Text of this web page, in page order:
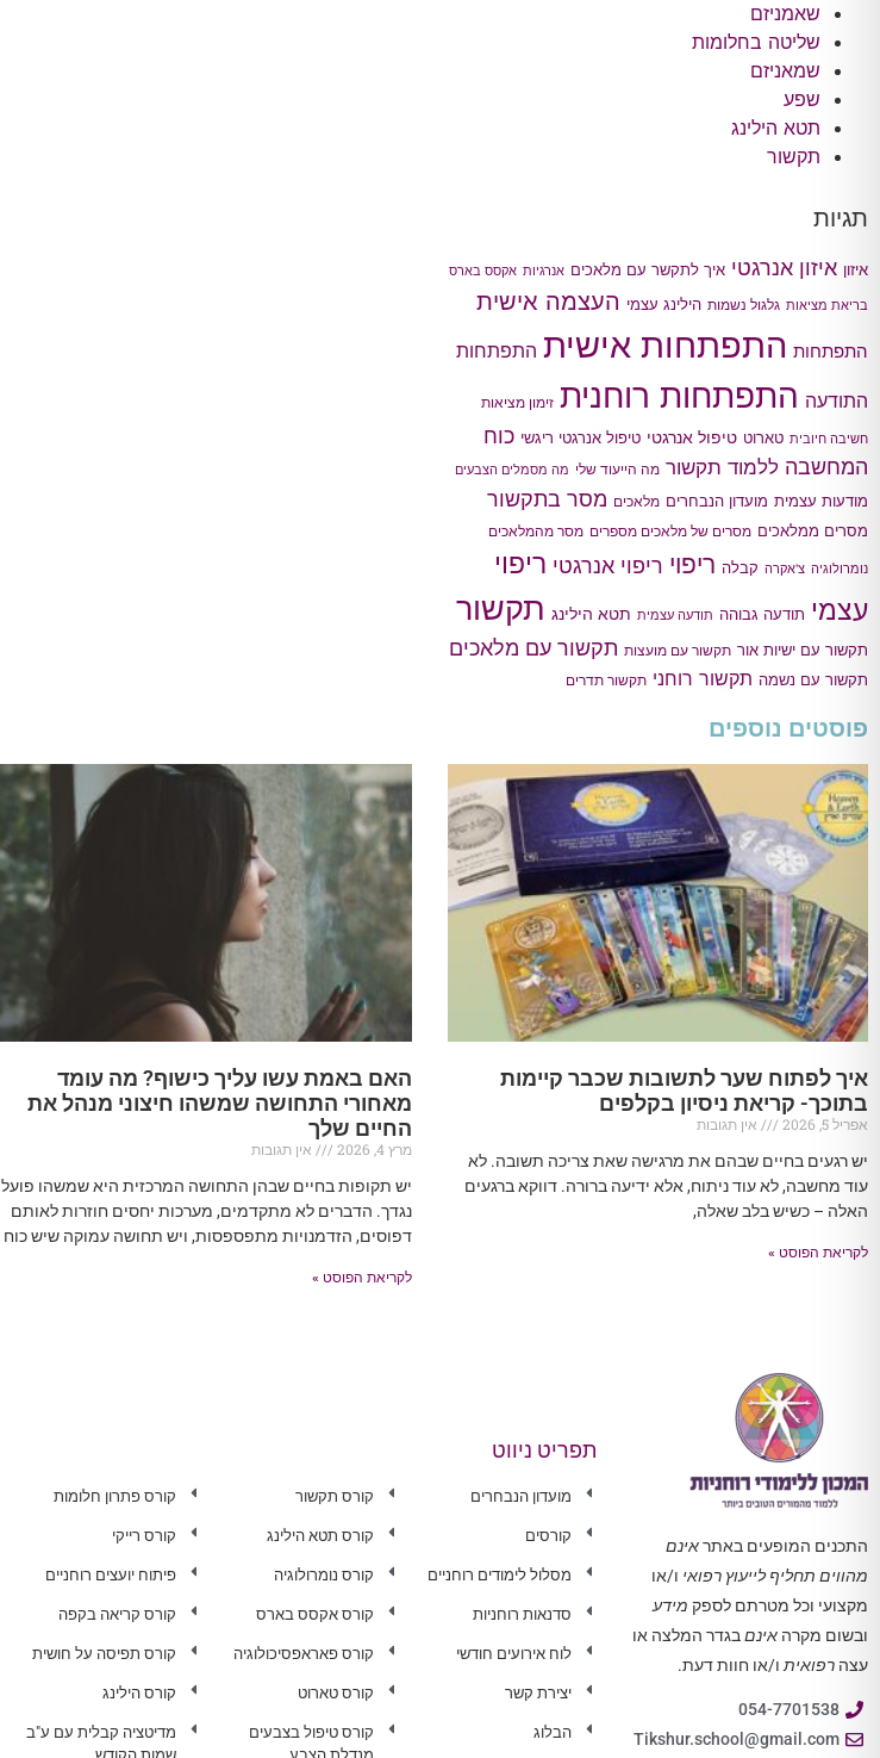
שאמניזם
שליטה בחלומות
שמאניזם
שפע
תטא הילינג
תקשור
תגיות
איזון איזון אנרגטי איך לתקשר עם מלאכים אנרגיות אקסס בארס
בריאת מציאות גלגול נשמות הילינג עצמי העצמה אישית
התפתחות התפתחות אישית התפתחות
התודעה התפתחות רוחנית זימון מציאות
חשיבה חיובית טארוט טיפול אנרגטי טיפול אנרגטי ריגשי כוח
המחשבה ללמוד תקשור מה הייעוד שלי מה מסמלים הצבעים
מודעות עצמית מועדון הנבחרים מלאכים מסר בתקשור
מסרים ממלאכים מסרים של מלאכים מספרים מסר מהמלאכים
נומרולוגיה צ'אקרה קבלה ריפוי ריפוי אנרגטי ריפוי
עצמי תודעה גבוהה תודעה עצמית תטא הילינג תקשור
תקשור עם ישיות אור תקשור עם מועצות תקשור עם מלאכים
תקשור עם נשמה תקשור רוחני תקשור תדרים
פוסטים נוספים
איך לפתוח שער לתשובות שכבר קיימות
בתוכך- קריאת ניסיון בקלפים
אפריל 5, 2026
אין תגובות
יש רגעים בחיים שבהם את מרגישה שאת צריכה תשובה. לא
עוד מחשבה, לא עוד ניתוח, אלא ידיעה ברורה. דווקא ברגעים
האלה – כשיש בלב שאלה,
לקריאת הפוסט »
האם באמת עשו עליך כישוף? מה עומד
מאחורי התחושה שמשהו חיצוני מנהל את
החיים שלך
מרץ 4, 2026
אין תגובות
יש תקופות בחיים שבהן התחושה המרכזית היא שמשהו פועל
נגדך. הדברים לא מתקדמים, מערכות יחסים חוזרות לאותם
דפוסים, הזדמנויות מתפספסות, ויש תחושה עמוקה שיש כוח
לקריאת הפוסט »
התכנים המופעים באתראינם
מהווים תחליף לייעוץ רפואי ו/או
מקצועי וכל מטרתם לספק מידע
ובשום מקרה אינםבגדר המלצה או
עצה רפואית ו/או חוות דעת.
054-7701538
Tikshur.school@gmail.com
תפריט ניווט
מועדון הנבחרים
קורסים
מסלול לימודים רוחניים
סדנאות רוחניות
לוח אירועים חודשי
יצירת קשר
הבלוג
קורס תקשור
קורס תטא הילינג
קורס נומרולוגיה
קורס אקסס בארס
קורס פאראפסיכולוגיה
קורס טארוט
קורס טיפול בצבעים
קורס פתרון חלומות
קורס רייקי
פיתוח יועצים רוחניים
קורס קריאה בקפה
קורס תפיסה על חושית
קורס הילינג
מדיטציה קבלית עם ע"ב